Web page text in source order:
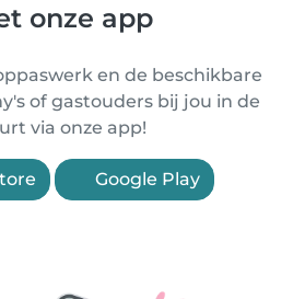
onze app
en de beschikbare
of gastouders bij jou in de
via onze app!
Google Play